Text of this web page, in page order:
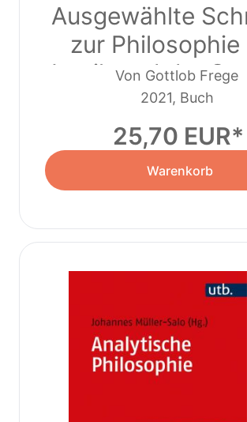
Ausgewählte
zur Philosophie
Logik und der
Von Gottlob Frege
2021, Buch
25,70 EUR
Warenkorb